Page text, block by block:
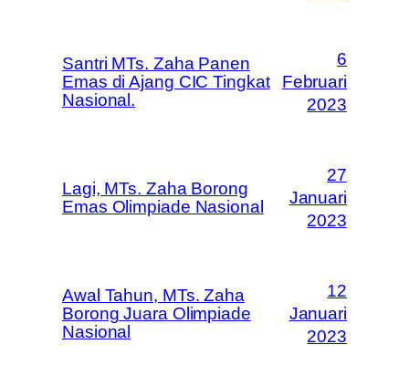
Santri MTs. Zaha Panen
Emas di Ajang CIC Tingkat
Nasional.
6
Februari
2023
Lagi, MTs. Zaha Borong
Emas Olimpiade Nasional
27
Januari
2023
Awal Tahun, MTs. Zaha
Borong Juara Olimpiade
Nasional
12
Januari
2023